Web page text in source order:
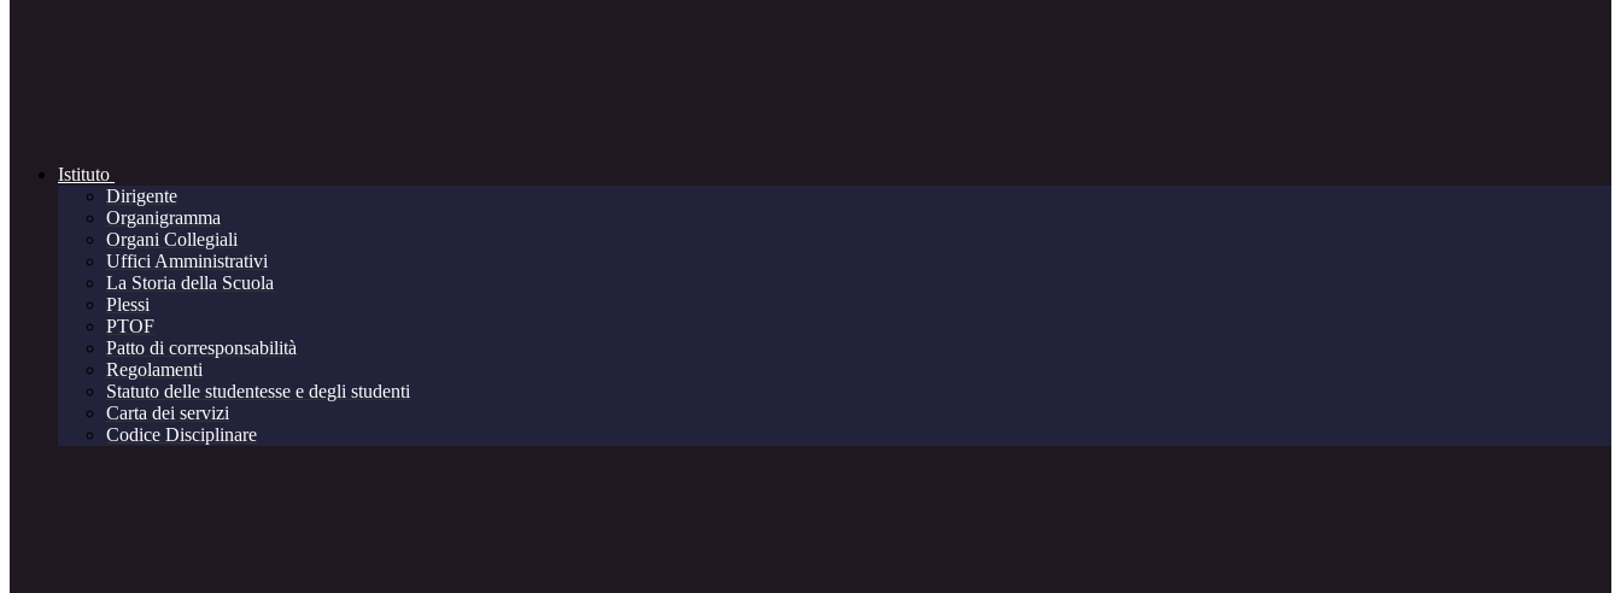
Istituto
Dirigente
Organigramma
Organi Collegiali
Uffici Amministrativi
La Storia della Scuola
Plessi
PTOF
Patto di corresponsabilità
Regolamenti
Statuto delle studentesse e degli studenti
Carta dei servizi
Codice Disciplinare